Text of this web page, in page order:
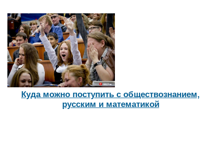
Куда можно поступить с обществознанием,
русским и математикой